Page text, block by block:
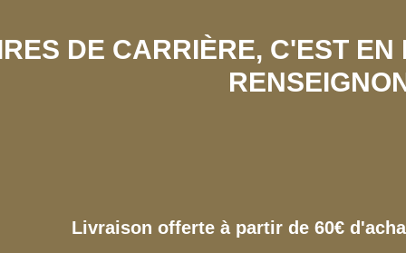
DE CARRIÈRE, C'EST
Livraison offerte à partir de 60€